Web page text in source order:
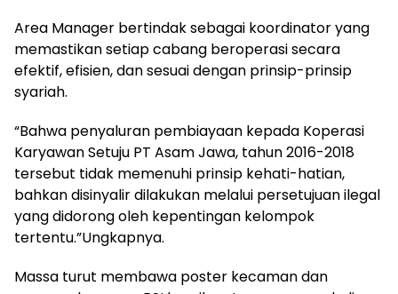
Area Manager bertindak sebagai koordinator yang
memastikan setiap cabang beroperasi secara
efektif, efisien, dan sesuai dengan prinsip-prinsip
syariah.
“Bahwa penyaluran pembiayaan kepada Koperasi
Karyawan Setuju PT Asam Jawa, tahun 2016-2018
tersebut tidak memenuhi prinsip kehati-hatian,
bahkan disinyalir dilakukan melalui persetujuan ilegal
yang didorong oleh kepentingan kelompok
tertentu.”Ungkapnya.
Massa turut membawa poster kecaman dan